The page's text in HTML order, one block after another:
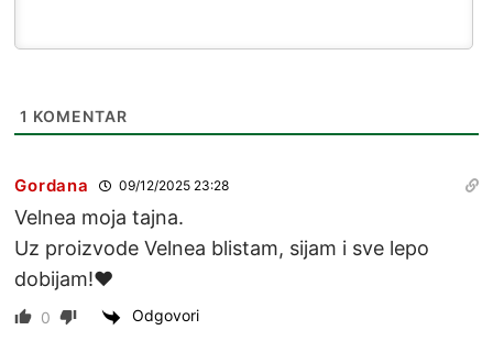
1 KOMENTAR
Gordana 09/12/2025 23:28
Velnea moja tajna.
Uz proizvode Velnea blistam, sijam i sve lepo
dobijam!♥️
0 Odgovori